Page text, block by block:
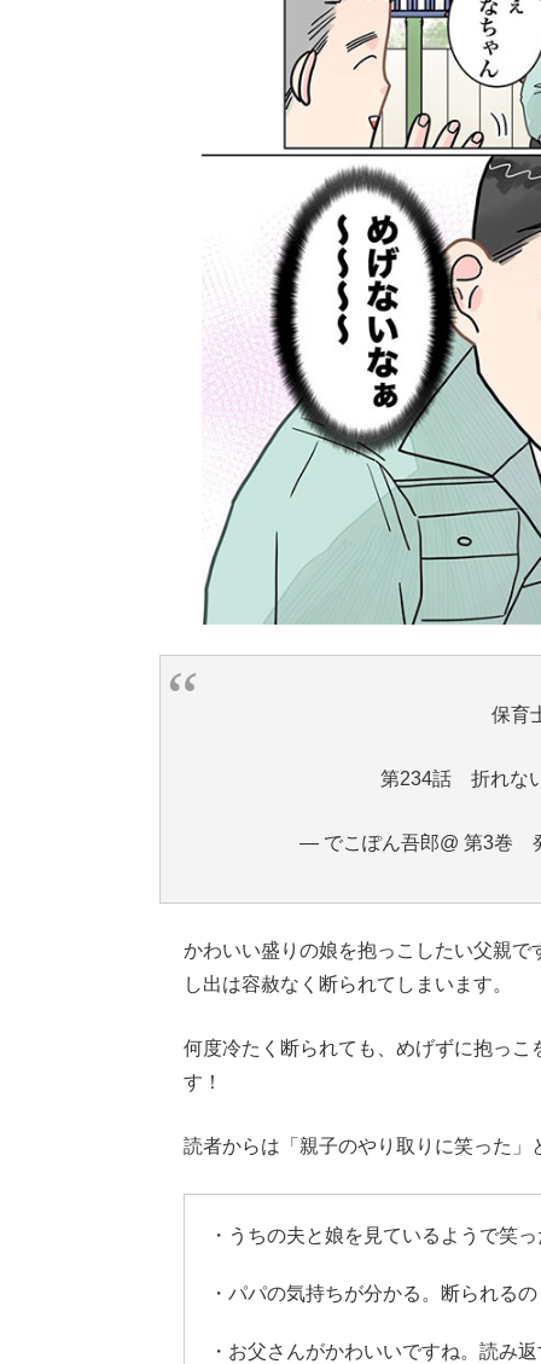
保育
第234話 折れな
— でこぽん吾郎@ 第3巻
かわいい盛りの娘を抱っこしたい父親
し出は容赦なく断られてしまいます。
何度冷たく断られても、めげずに抱っ
す！
読者からは「親子のやり取りに笑った」
・うちの夫と娘を見ているようで笑
・パパの気持ちが分かる。断られる
・お父さんがかわいいですね。読み